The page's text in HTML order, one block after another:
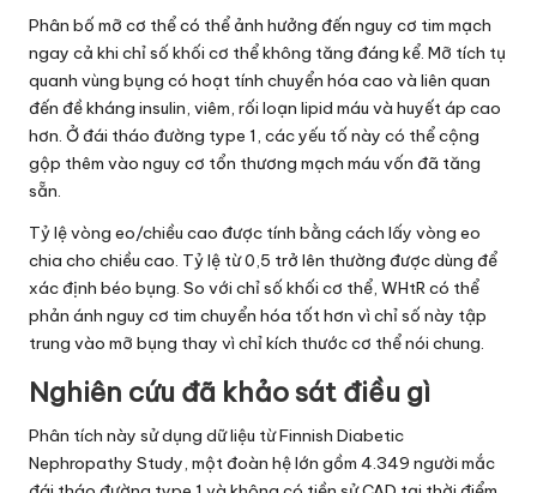
Phân bố mỡ cơ thể có thể ảnh hưởng đến nguy cơ tim mạch
ngay cả khi chỉ số khối cơ thể không tăng đáng kể. Mỡ tích tụ
quanh vùng bụng có hoạt tính chuyển hóa cao và liên quan
đến đề kháng insulin, viêm, rối loạn lipid máu và huyết áp cao
hơn. Ở đái tháo đường type 1, các yếu tố này có thể cộng
gộp thêm vào nguy cơ tổn thương mạch máu vốn đã tăng
sẵn.
Tỷ lệ vòng eo/chiều cao được tính bằng cách lấy vòng eo
chia cho chiều cao. Tỷ lệ từ 0,5 trở lên thường được dùng để
xác định béo bụng. So với chỉ số khối cơ thể, WHtR có thể
phản ánh nguy cơ tim chuyển hóa tốt hơn vì chỉ số này tập
trung vào mỡ bụng thay vì chỉ kích thước cơ thể nói chung.
Nghiên cứu đã khảo sát điều gì
Phân tích này sử dụng dữ liệu từ Finnish Diabetic
Nephropathy Study, một đoàn hệ lớn gồm 4.349 người mắc